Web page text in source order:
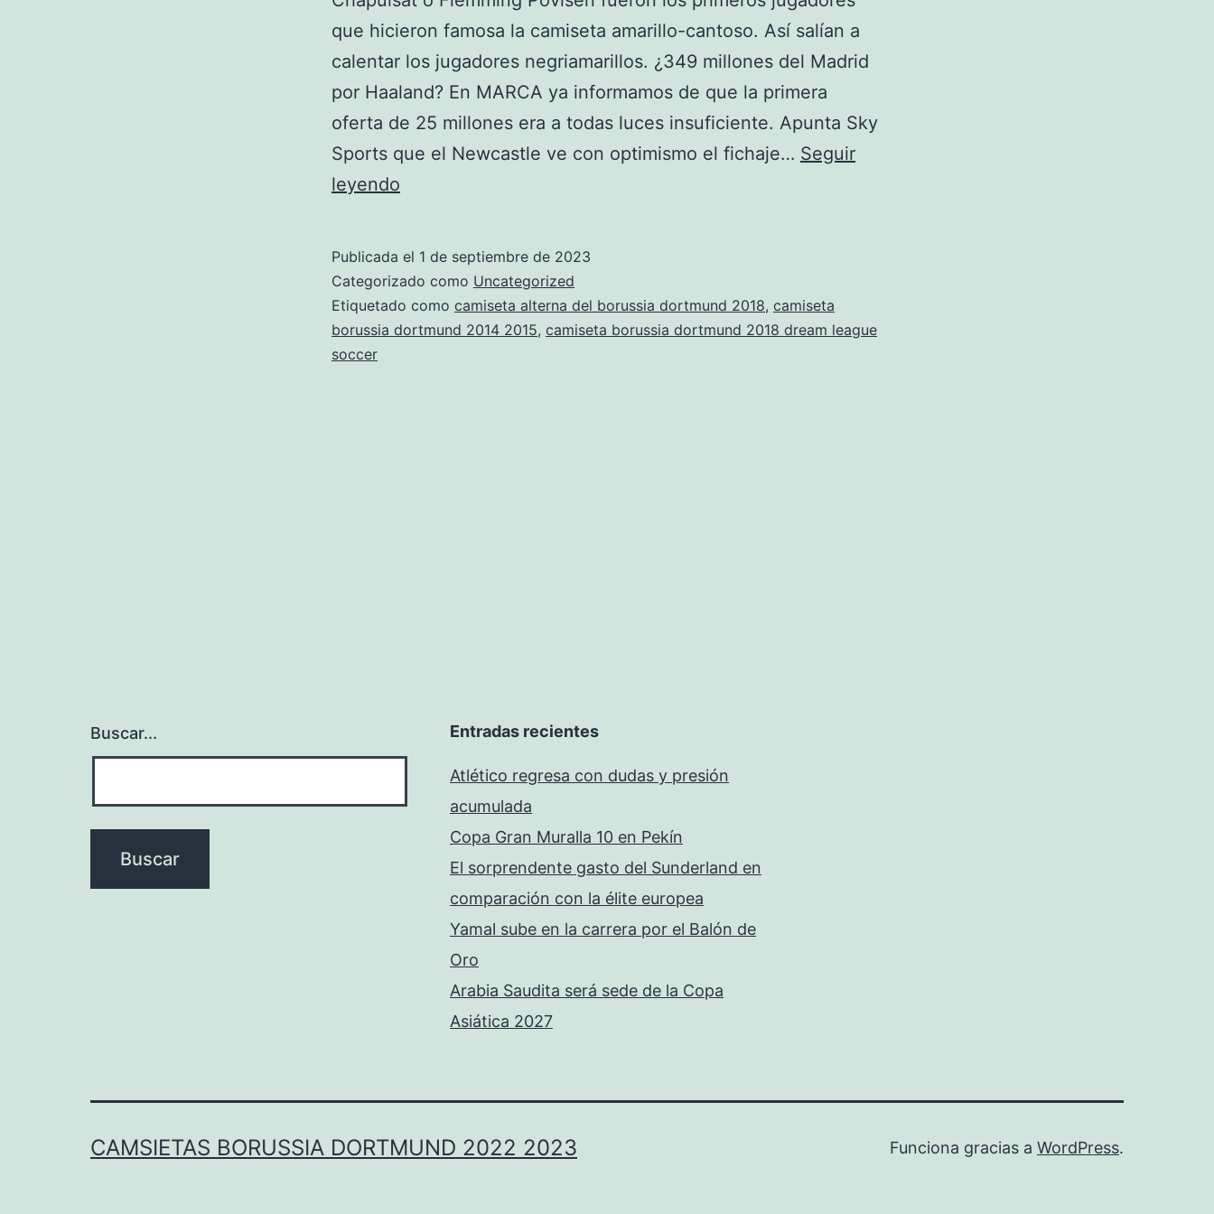
que hicieron famosa la camiseta amarillo-cantoso. Así salían a
calentar los jugadores negriamarillos. ¿349 millones del Madrid
por Haaland? En MARCA ya informamos de que la primera
oferta de 25 millones era a todas luces insuficiente. Apunta Sky
Sports que el Newcastle ve con optimismo el fichaje… Seguir
leyendo
dortmund
precio
Publicada el 1 de septiembre de 2023
Categorizado como Uncategorized
Etiquetado como camiseta alterna del borussia dortmund 2018, camiseta
borussia dortmund 2014 2015, camiseta borussia dortmund 2018 dream league
soccer
Buscar... Entradas recientes
Atlético regresa con dudas y presión
acumulada
Copa Gran Muralla 10 en Pekín
El sorprendente gasto del Sunderland en
comparación con la élite europea
Yamal sube en la carrera por el Balón de
Oro
Arabia Saudita será sede de la Copa
Asiática 2027
CAMSIETAS BORUSSIA DORTMUND 2022 2023 Funciona gracias a WordPress.